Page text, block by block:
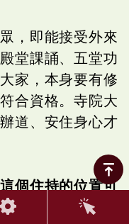
，即能接受外來
堂課誦、五堂功
家，本身要有修
合資格。寺院大
道、安住身心才
個住持的位置可